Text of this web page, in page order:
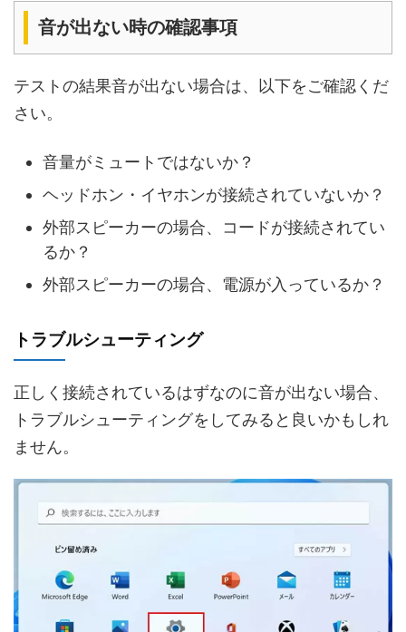
音が出ない時の確認事項
テストの結果音が出ない場合は、以下をご確認くだ
さい。
音量がミュートではないか？
ヘッドホン・イヤホンが接続されていないか？
外部スピーカーの場合、コードが接続されてい
るか？
外部スピーカーの場合、電源が入っているか？
トラブルシューティング
正しく接続されているはずなのに音が出ない場合、
トラブルシューティングをしてみると良いかもしれ
ません。